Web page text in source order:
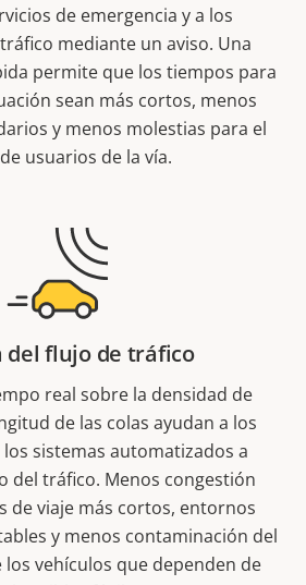
de emergencia y a los
mediante un aviso. Una
permite que los tiempos para
sean más cortos, menos
y menos molestias para el
usuarios de la vía.
del flujo de tráfico
real sobre la densidad de
de las colas ayudan a los
sistemas automatizados a
del tráfico. Menos congestión
de viaje más cortos, entornos
y menos contaminación del
vehículos que dependen de